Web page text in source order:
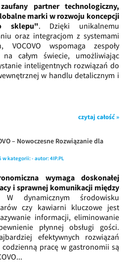
partner technologiczny,
marki w rozwoju koncepcji
sklepu". Dzięki unikalnemu
oraz integracjom z systemami
VOCOVO wspomaga zespoły
na całym świecie, umożliwiając
inteligentnych rozwiązań do
w handlu detalicznym i
czytaj całość »
– Nowoczesne Rozwiązanie dla
w kategorii:- autor:4IP.PL
wymaga doskonałej
i sprawnej komunikacji między
W dynamicznym środowisku
czy kawiarni kluczowe jest
informacji, eliminowanie
płynnej obsługi gości.
efektywnych rozwiązań
codzienną pracę w gastronomii są